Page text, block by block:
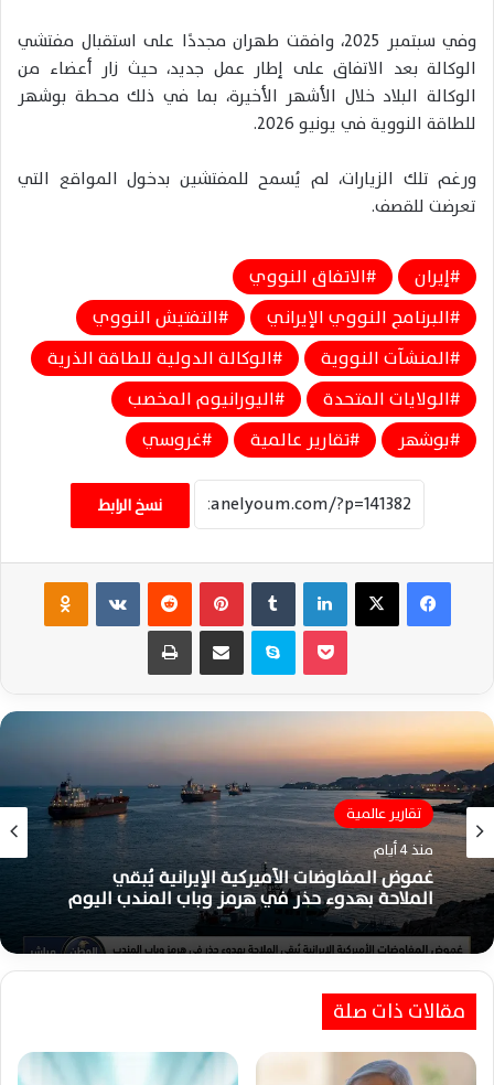
وفي سبتمبر 2025، وافقت طهران مجددًا على استقبال مفتشي
الوكالة بعد الاتفاق على إطار عمل جديد، حيث زار أعضاء من
الوكالة البلاد خلال الأشهر الأخيرة، بما في ذلك محطة بوشهر
للطاقة النووية في يونيو 2026.
ورغم تلك الزيارات، لم يُسمح للمفتشين بدخول المواقع التي
تعرضت للقصف.
إيران
الاتفاق النووي
البرنامج النووي الإيراني
التفتيش النووي
المنشآت النووية
الوكالة الدولية للطاقة الذرية
الولايات المتحدة
اليورانيوم المخصب
بوشهر
تقارير عالمية غروسي
نسخ الرابط
فيسبوك ‫X لينكدإن بينتيريست ‏VKontakte
سكايب مشاركة عبر البريد طباعة
تقارير عالمية
منذ 4 أيام
غموض المفاوضات الأميركية الإيرانية يُبقي
الملاحة بهدوء حذر في هرمز وباب المندب اليوم
تقارير عالمية
منذ 4 أيام
مأساة أطفال سبتة تتفاقم بعد الغرق والضياع
وسط حلم الهجرة إلى أوروبا
مقالات ذات صلة